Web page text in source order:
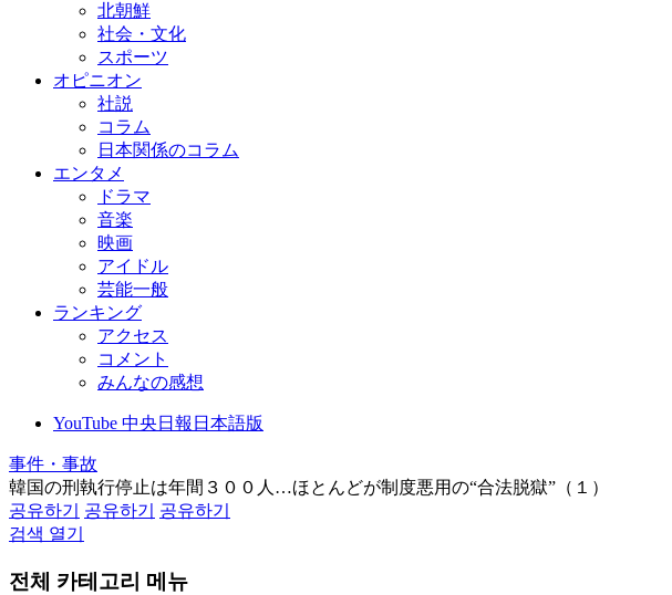
北朝鮮
社会・文化
スポーツ
オピニオン
社説
コラム
日本関係のコラム
エンタメ
ドラマ
音楽
映画
アイドル
芸能一般
ランキング
アクセス
コメント
みんなの感想
YouTube 中央日報日本語版
事件・事故
韓国の刑執行停止は年間３００人…ほとんどが制度悪用の“合法脱獄”（１）
공유하기
공유하기
공유하기
검색 열기
전체 카테고리 메뉴